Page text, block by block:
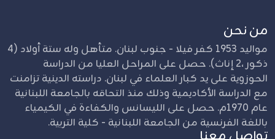
من نحن
مواليد 1953 كفر فيلا - جنوب لبنان. متأهل وله ستة أولاد (4
ذكور ،2 إناث). حصل على المراحل العليا من الدراسة
الحوزوية على يد كبار العلماء في لبنان. دراسته الدينية تزامنت
مع الدراسة الأكاديمية وذلك منذ التحاقه بالجامعة اللبنانية
عام 1970م. حصل على الليسانس والكفاءة في الكيمياء
باللغة الفرنسية من الجامعة اللبنانية - كلية التربية.